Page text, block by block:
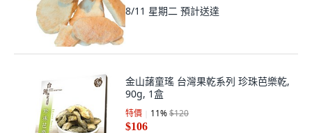
8/11 星期二 預計送達
金山藷童瑤 台灣果乾系列 珍珠芭樂乾,
90g, 1盒
特價 11%$120
$106